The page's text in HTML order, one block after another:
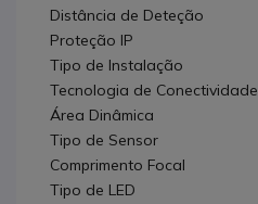
Distância de Deteção
Proteção IP
Tipo de Instalação
Tecnologia de Conectividade
Área Dinâmica
Tipo de Sensor
Comprimento Focal
Tipo de LED